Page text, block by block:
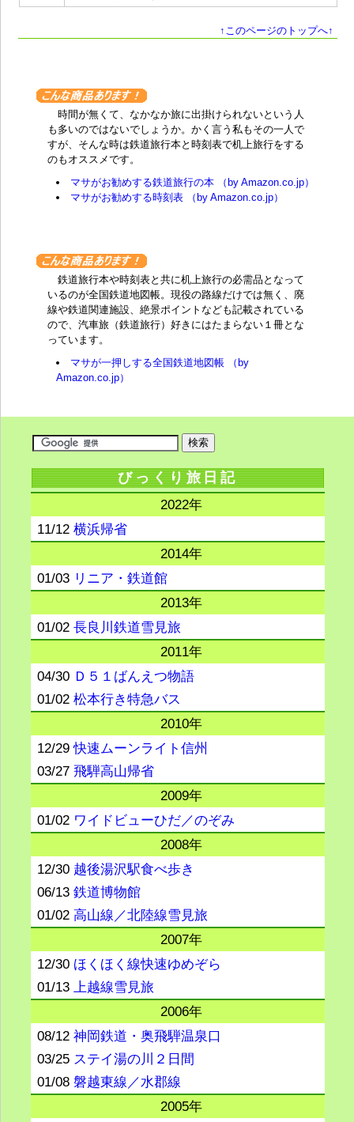
↑このページのトップへ↑
時間が無くて、なかなか旅に出掛けられないという人
も多いのではないでしょうか。かく言う私もその一人で
すが、そんな時は鉄道旅行本と時刻表で机上旅行をする
のもオススメです。
マサがお勧めする鉄道旅行の本 （by Amazon.co.jp）
マサがお勧めする時刻表 （by Amazon.co.jp）
鉄道旅行本や時刻表と共に机上旅行の必需品となって
いるのが全国鉄道地図帳。現役の路線だけでは無く、廃
線や鉄道関連施設、絶景ポイントなども記載されている
ので、汽車旅（鉄道旅行）好きにはたまらない１冊とな
っています。
マサが一押しする全国鉄道地図帳 （by
Amazon.co.jp）
びっくり旅日記
2022年
11/12横浜帰省
2014年
01/03 リニア・鉄道館
2013年
01/02長良川鉄道雪見旅
2011年
04/30 Ｄ５１ばんえつ物語
01/02松本行き特急バス
2010年
12/29快速ムーンライト信州
03/27飛騨高山帰省
2009年
01/02 ワイドビューひだ／のぞみ
2008年
12/30 越後湯沢駅食べ歩き
06/13鉄道博物館
01/02高山線／北陸線雪見旅
2007年
12/30 ほくほく線快速ゆめぞら
01/13上越線雪見旅
2006年
08/12神岡鉄道・奥飛騨温泉口
03/25 ステイ湯の川２日間
01/08磐越東線／水郡線
2005年